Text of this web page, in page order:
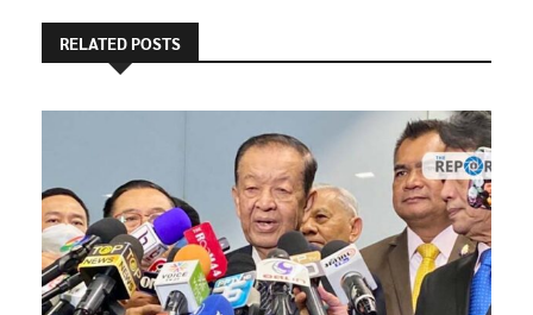
RELATED POSTS